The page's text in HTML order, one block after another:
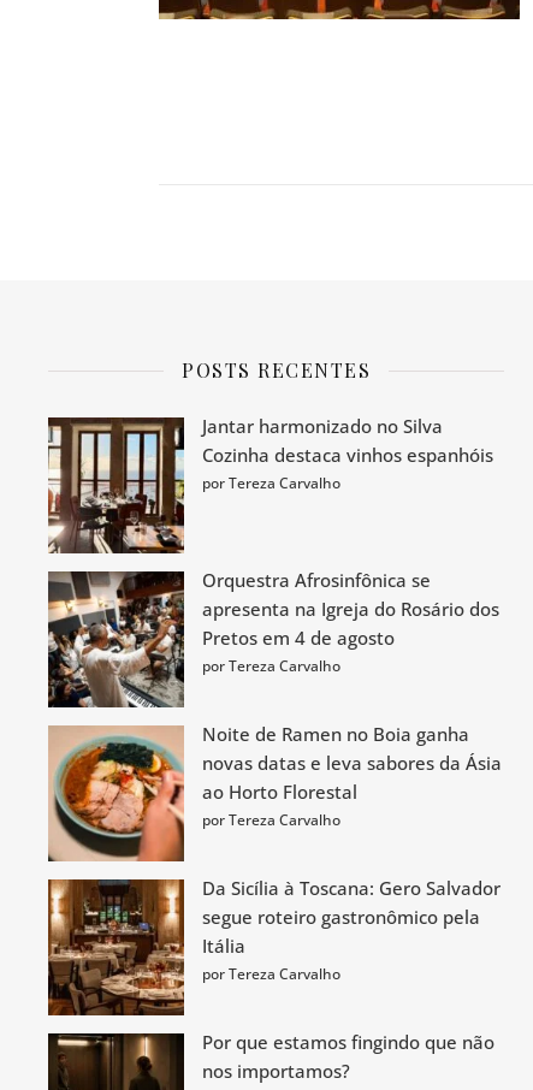
POSTS RECENTES
Jantar harmonizado no Silva
Cozinha destaca vinhos espanhóis
por Tereza Carvalho
Orquestra Afrosinfônica se
apresenta na Igreja do Rosário dos
Pretos em 4 de agosto
por Tereza Carvalho
Noite de Ramen no Boia ganha
novas datas e leva sabores da Ásia
ao Horto Florestal
por Tereza Carvalho
Da Sicília à Toscana: Gero Salvador
segue roteiro gastronômico pela
Itália
por Tereza Carvalho
Por que estamos fingindo que não
nos importamos?